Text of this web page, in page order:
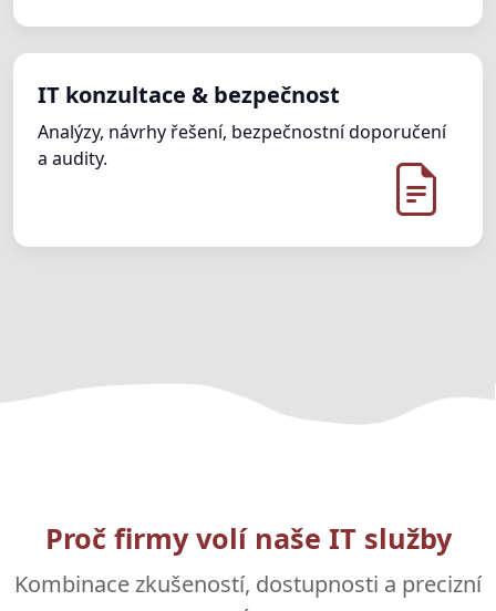
IT konzultace & bezpečnost
Analýzy, návrhy řešení, bezpečnostní doporučení
a audity.
Proč firmy volí naše IT služby
Kombinace zkušeností, dostupnosti a precizní